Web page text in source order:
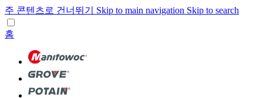
주 콘텐츠로 건너뛰기 Skip to main navigation Skip to search
홈